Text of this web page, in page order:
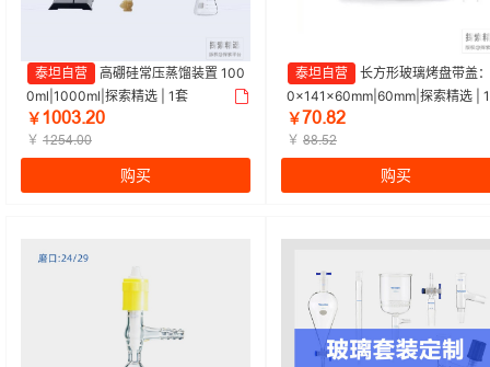
泰坦自营
高硼硅常压蒸馏装置 100
0ml|1000ml|探索精选 | 1套
￥ ǝřřŁŤſř
￥ ǝſœȂŤřř
购买
泰坦自营
长方形玻璃烤盘带盖
0×141×60mm|60mm|探索精选 |
￥ƚřŤȬſ
￥ ȬȬŤœſ
购买